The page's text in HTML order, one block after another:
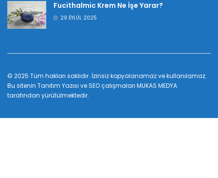
Fucithalmic Krem Ne İşe Yarar?
29 EYLÜL 2025
© 2025 Tüm hakları saklıdır. İzinsiz kopyalanamaz ve kullanılamaz.
Bu sitenin Tanıtım Yazısı ve SEO çalışmaları MUKAS MEDYA
tarafından yürütülmektedir.